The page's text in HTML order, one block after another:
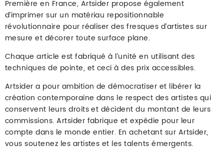
Première en France, Artsider propose également
d’imprimer sur un matériau repositionnable
révolutionnaire pour réaliser des fresques d’artistes sur
mesure et décorer toute surface plane.
Chaque article est fabriqué à l’unité en utilisant des
techniques de pointe, et ceci à des prix accessibles.
Artsider a pour ambition de démocratiser et libérer la
création contemporaine dans le respect des artistes qui
conservent leurs droits et décident du montant de leurs
commissions. Artsider fabrique et expédie pour leur
compte dans le monde entier. En achetant sur Artsider,
vous soutenez les artistes et les talents émergents.